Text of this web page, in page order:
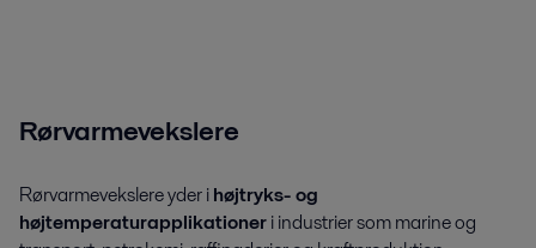
Rørvarmevekslere
Rørvarmevekslere yder ihøjtryks- og
højtemperaturapplikationeri industrier som marine og